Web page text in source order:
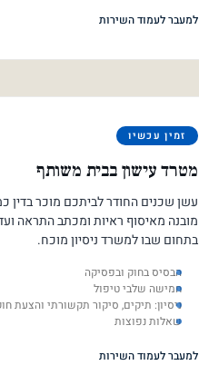
למעבר לעמוד השירות
זמין עכשיו
מטרד עישון בבית משותף
עשן שכנים החודר לביתכם מוכר בדין
מובנה מאיסוף ראיות ומכתב התראה
בתחום שבו למשרד ניסיון מוכח.
הבסיס בחוק ובפסיקה
חמישה שלבי טיפול
ניסיון: תיקים, סיקור תקשורתי והצעת
שאלות נפוצות
למעבר לעמוד השירות